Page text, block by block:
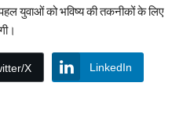
युवाओं को भविष्य की तकनीकों के लिए
X LinkedIn